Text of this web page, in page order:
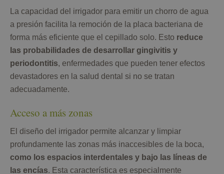
La capacidad del irrigador para emitir un chorro de agua
a presión facilita la remoción de la placa bacteriana de
forma más eficiente que el cepillado solo. Esto reduce
las probabilidades de desarrollar gingivitis y
periodontitis, enfermedades que pueden tener efectos
devastadores en la salud dental si no se tratan
adecuadamente.
Acceso a más zonas
El diseño del irrigador permite alcanzar y limpiar
profundamente las zonas más inaccesibles de la boca,
como los espacios interdentales y bajo las líneas de
las encías. Esta característica es especialmente